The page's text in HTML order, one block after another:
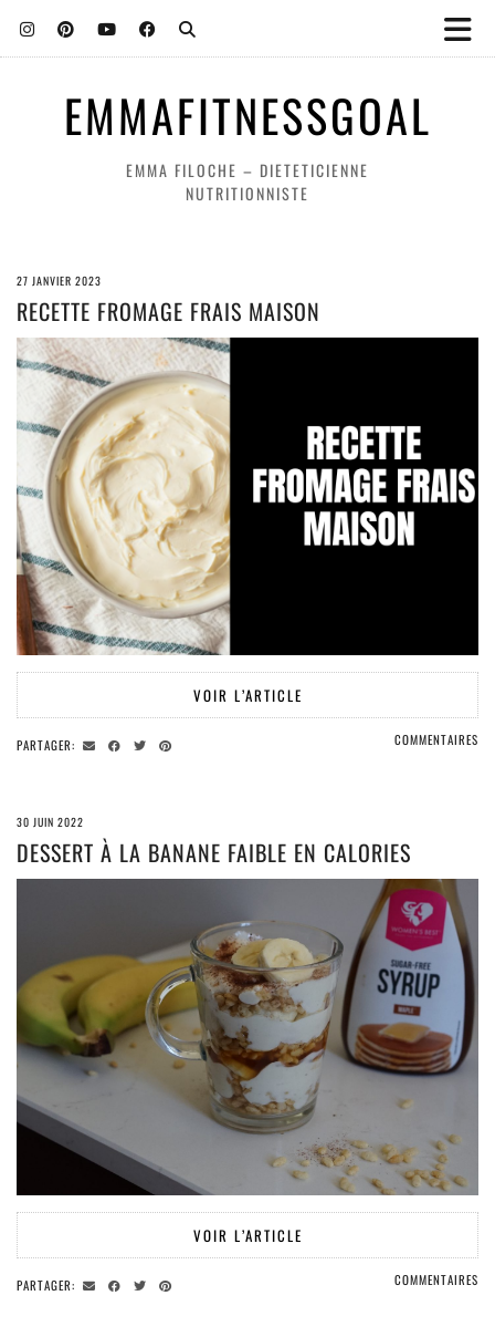
EMMAFITNESSGOAL
EMMA FILOCHE – DIETETICIENNE
NUTRITIONNISTE
27 JANVIER 2023
RECETTE FROMAGE FRAIS MAISON
VOIR L’ARTICLE
PARTAGER: COMMENTAIRES
30 JUIN 2022
DESSERT À LA BANANE FAIBLE EN CALORIES
VOIR L’ARTICLE
PARTAGER: COMMENTAIRES